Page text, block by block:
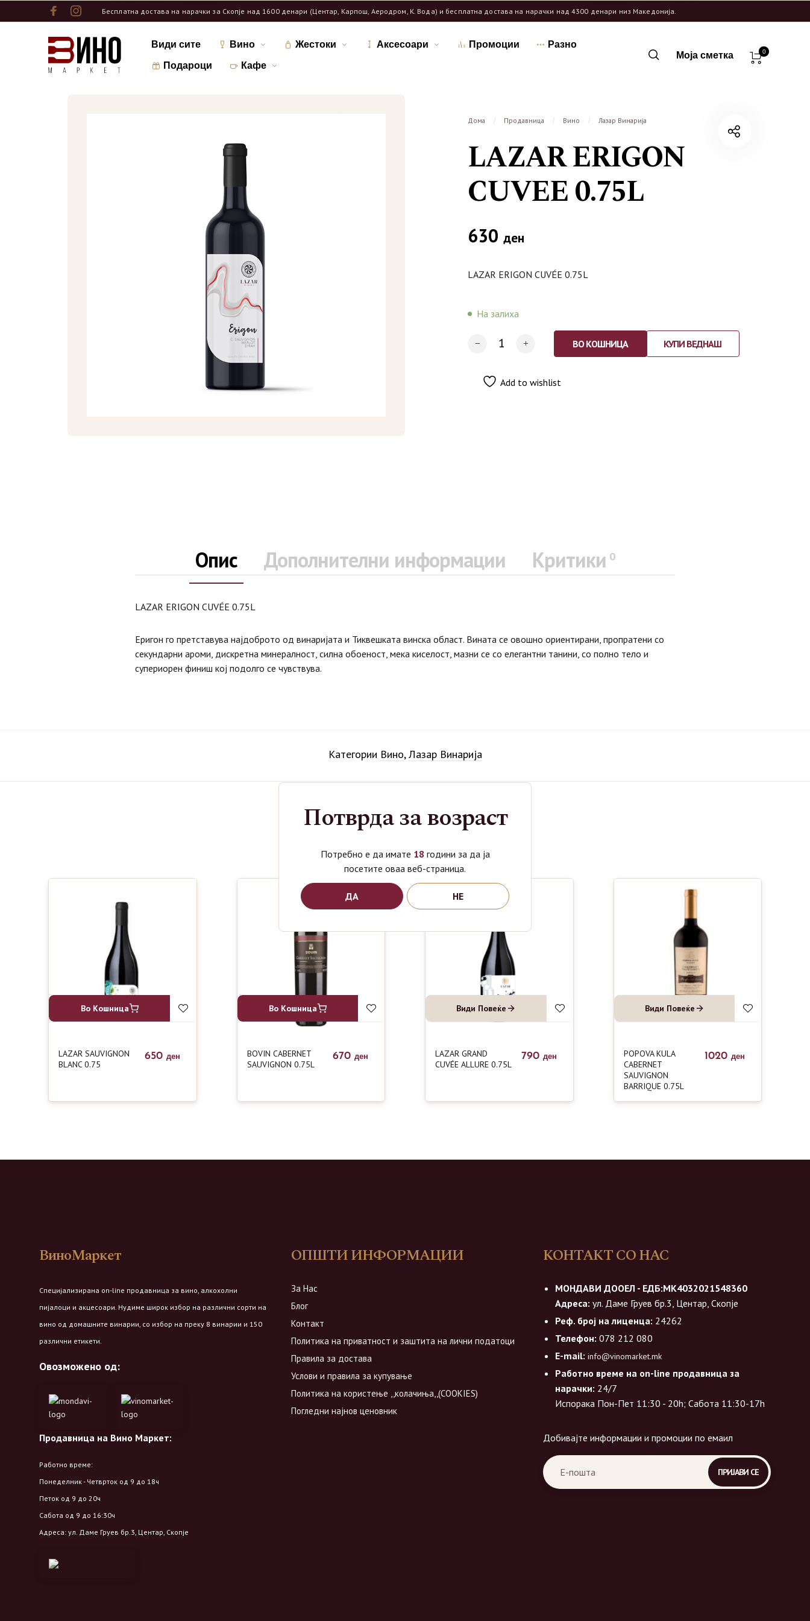
Бесплатна достава на нарачки за Скопје над 1600 денари (Центар, Карпош, Аеродром, К. Вода) и бесплатна достава на нарачки над 4300 денари низ Македонија.
Види сите Вино Жестоки Аксесоари Промоции Разно
Подароци Кафе
Моја сметка 0
Дома / Продавница / Вино / Лазар Винарија
LAZAR ERIGON
CUVEE 0.75L
630 ден
LAZAR ERIGON CUVÉE 0.75L
На залиха
ВО КОШНИЦА КУПИ ВЕДНАШ
Add to wishlist
Опис Дополнителни информации Критики 0
LAZAR ERIGON CUVÉE 0.75L
Еригон го претставува најдоброто од винаријата и Тиквешката винска област. Вината се овошно ориентирани, пропратени со
секундарни ароми, дискретна минералност, силнa обоеност, мека киселост, мазни се со елегантни танини, со полно тело и
супериорен финиш кој подолго се чувствува.
Категории Вино,Лазар Винарија
Поврзани производи
Во Кошница
LAZAR SAUVIGNON
BLANC 0.75
650 ден
Во Кошница
BOVIN CABERNET
SAUVIGNON 0.75L
670 ден
Види Повеќе
LAZAR GRAND
CUVÉE ALLURE 0.75L
790 ден
Види Повеќе
POPOVA KULA
CABERNET
SAUVIGNON
BARRIQUE 0.75L
1020 ден
ВиноМаркет
Специјализирана on-line продавница за вино, алкохолни
пијалоци и акцесоари. Нудиме широк избор на различни сорти на
вино од домашните винарии, со избор на преку 8 винарии и 150
различни етикети.
Овозможено од:
Продавница на Вино Маркет:
Работно време:
Понеделник - Четврток од 9 до 18ч
Петок од 9 до 20ч
Сабота од 9 до 16:30ч
Адреса: ул. Даме Груев бр.3, Центар, Скопје
ОПШТИ ИНФОРМАЦИИ
За Нас
Блог
Контакт
Политика на приватност и заштита на лични податоци
Правила за достава
Услови и правила за купување
Политика на користење ,,колачиња,,(COOKIES)
Погледни најнов ценовник
КОНТАКТ СО НАС
МОНДАВИ ДООЕЛ - ЕДБ:МК4032021548360
Адреса: ул. Даме Груев бр.3, Центар, Скопје
Реф. број на лиценца: 24262
Телефон: 078 212 080
E-mail: info@vinomarket.mk
Работно време на on-line продавница за
нарачки: 24/7
Испорака Пон-Пет 11:30 - 20h; Сабота 11:30-17h
Добивајте информации и промоции по емаил
Потврда за возраст
Потребно е да имате 18 години за да ја
посетите оваа веб-страница.
ДА НЕ